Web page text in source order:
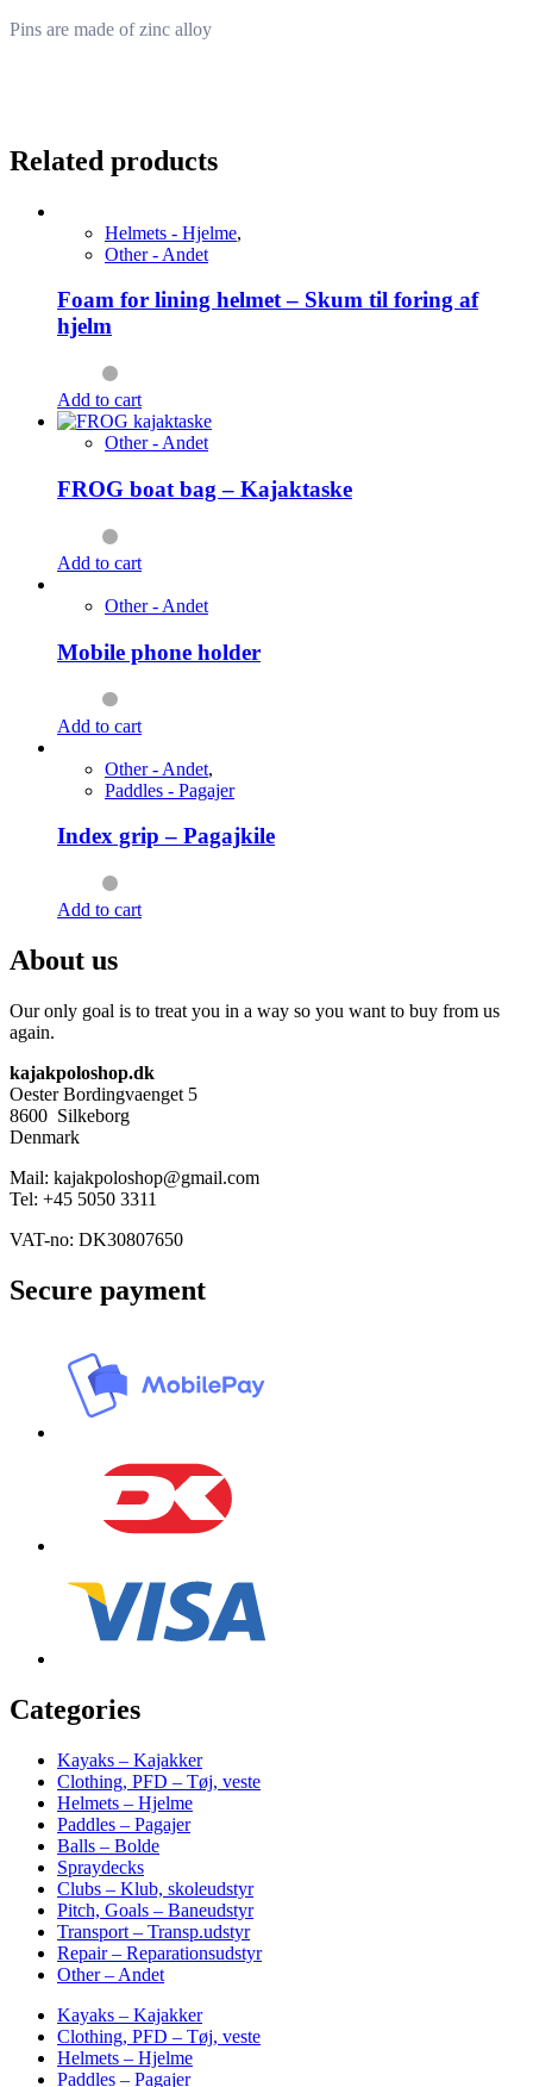
Pins are made of zinc alloy
Related products
Helmets - Hjelme,
Other - Andet
Foam for lining helmet – Skum til foring af
hjelm
Add to cart
Other - Andet
FROG boat bag – Kajaktaske
Add to cart
Other - Andet
Mobile phone holder
Add to cart
Other - Andet,
Paddles - Pagajer
Index grip – Pagajkile
Add to cart
About us
Our only goal is to treat you in a way so you want to buy from us
again.
kajakpoloshop.dk
Oester Bordingvaenget 5
8600 Silkeborg
Denmark
Mail: kajakpoloshop@gmail.com
Tel: +45 5050 3311
VAT-no: DK30807650
Secure payment
Categories
Kayaks – Kajakker
Clothing, PFD – Tøj, veste
Helmets – Hjelme
Paddles – Pagajer
Balls – Bolde
Spraydecks
Clubs – Klub, skoleudstyr
Pitch, Goals – Baneudstyr
Transport – Transp.udstyr
Repair – Reparationsudstyr
Other – Andet
Kayaks – Kajakker
Clothing, PFD – Tøj, veste
Helmets – Hjelme
Paddles – Pagajer